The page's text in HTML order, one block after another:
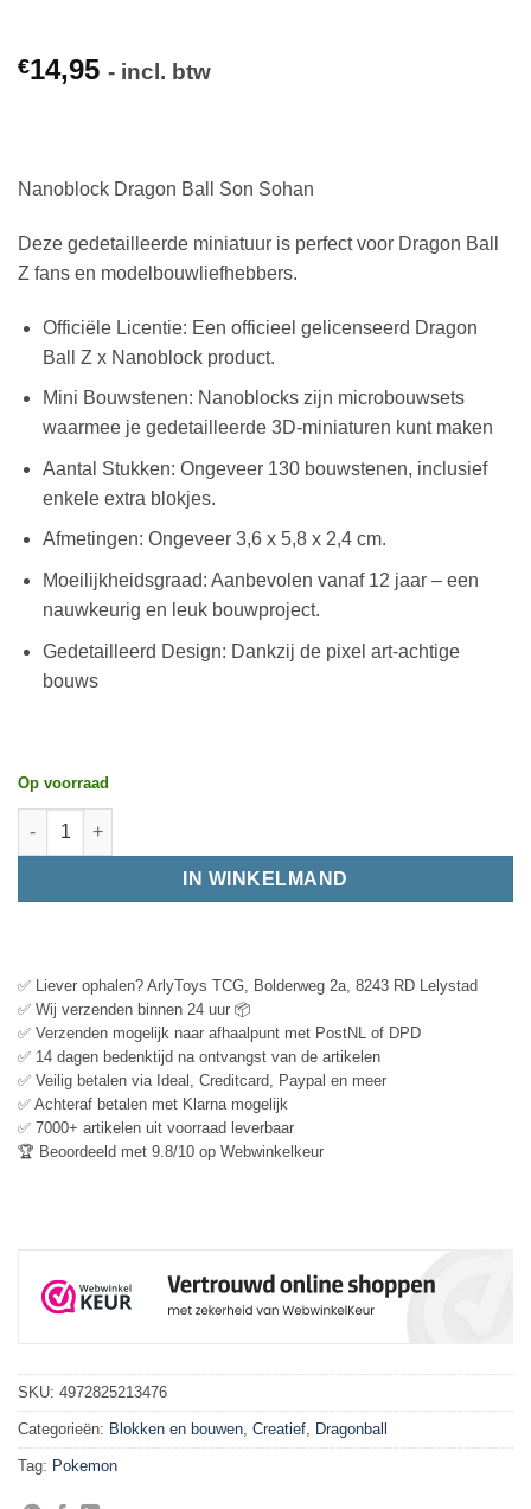
€14,95 - incl. btw
Nanoblock Dragon Ball Son Sohan
Deze gedetailleerde miniatuur is perfect voor Dragon Ball
Z fans en modelbouwliefhebbers.
Officiële Licentie: Een officieel gelicenseerd Dragon
Ball Z x Nanoblock product.
Mini Bouwstenen: Nanoblocks zijn microbouwsets
waarmee je gedetailleerde 3D-miniaturen kunt maken
Aantal Stukken: Ongeveer 130 bouwstenen, inclusief
enkele extra blokjes.
Afmetingen: Ongeveer 3,6 x 5,8 x 2,4 cm.
Moeilijkheidsgraad: Aanbevolen vanaf 12 jaar – een
nauwkeurig en leuk bouwproject.
Gedetailleerd Design: Dankzij de pixel art-achtige
bouws
Op voorraad
IN WINKELMAND
✅ Liever ophalen? ArlyToys TCG, Bolderweg 2a, 8243 RD Lelystad
✅ Wij verzenden binnen 24 uur 📦
✅ Verzenden mogelijk naar afhaalpunt met PostNL of DPD
✅ 14 dagen bedenktijd na ontvangst van de artikelen
✅ Veilig betalen via Ideal, Creditcard, Paypal en meer
✅ Achteraf betalen met Klarna mogelijk
✅ 7000+ artikelen uit voorraad leverbaar
🏆 Beoordeeld met 9.8/10 op Webwinkelkeur
SKU: 4972825213476
Categorieën: Blokken en bouwen Creatief Dragonball
Tag: Pokemon